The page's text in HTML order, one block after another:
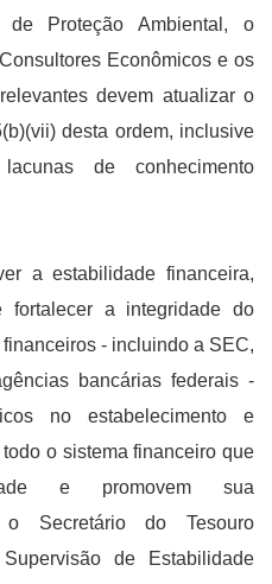
de Proteção Ambiental, o
Econômicos e os
devem atualizar o
desta ordem, inclusive
de conhecimento
a estabilidade financeira,
a integridade do
- incluindo a SEC,
bancárias federais -
no estabelecimento e
o sistema financeiro que
e promovem sua
o Secretário do Tesouro
de Estabilidade